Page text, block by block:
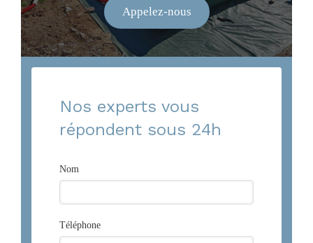
Appelez-nous
Nos experts vous
répondent sous 24h
Nom
Téléphone